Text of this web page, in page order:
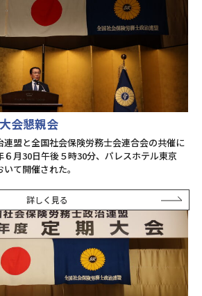
会懇親会
盟と全国社会保険労務士会連合会の共催に
月30日午後５時30分、パレスホテル東京
て開催された。
詳しく見る